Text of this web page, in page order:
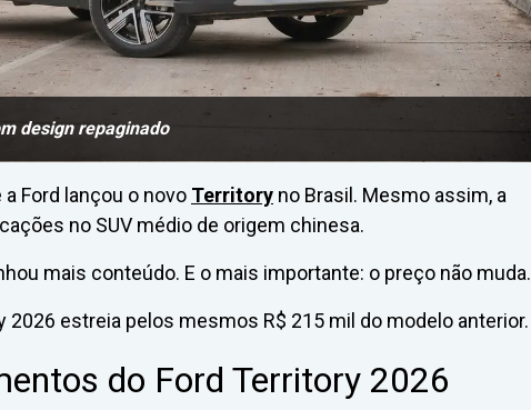
design repaginado
Ford lançou o novo Territory no Brasil. Mesmo assim, a
no SUV médio de origem chinesa.
mais conteúdo. E o mais importante: o preço não muda.
2026 estreia pelos mesmos R$ 215 mil do modelo anterior.
do Ford Territory 2026